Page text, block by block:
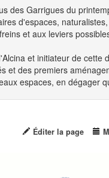
des Garrigues du
d'espaces,
et aux leviers
et initiateur de
et des premiers
espaces, en dégager
Éditer la page